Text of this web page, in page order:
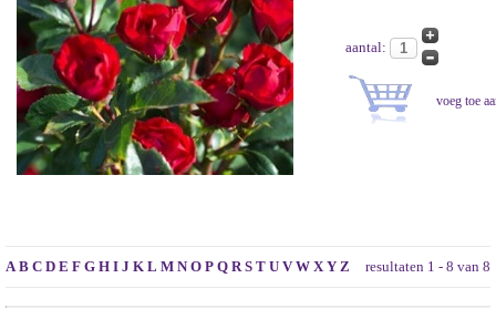
aantal:
A B C D E F G H I J K L M N O P Q R S T U V W X Y Z resultaten 1 - 8 van 8